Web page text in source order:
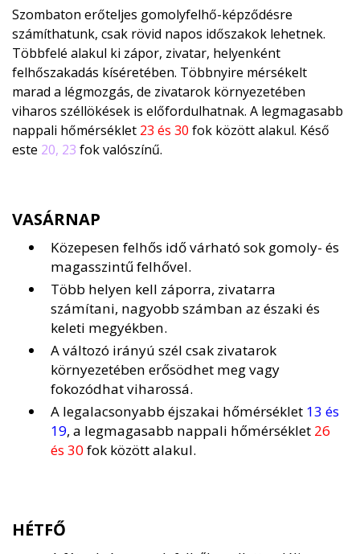
Szombaton erőteljes gomolyfelhő-képződésre
számíthatunk, csak rövid napos időszakok lehetnek.
Többfelé alakul ki zápor, zivatar, helyenként
felhőszakadás kíséretében. Többnyire mérsékelt
marad a légmozgás, de zivatarok környezetében
viharos széllökések is előfordulhatnak. A legmagasabb
nappali hőmérséklet 23 és 30 fok között alakul. Késő
este 20, 23 fok valószínű.
VASÁRNAP
Közepesen felhős idő várható sok gomoly- és
magasszintű felhővel.
Több helyen kell záporra, zivatarra
számítani, nagyobb számban az északi és
keleti megyékben.
A változó irányú szél csak zivatarok
környezetében erősödhet meg vagy
fokozódhat viharossá.
A legalacsonyabb éjszakai hőmérséklet 13 és
19, a legmagasabb nappali hőmérséklet 26
és 30fok között alakul.
HÉTFŐ